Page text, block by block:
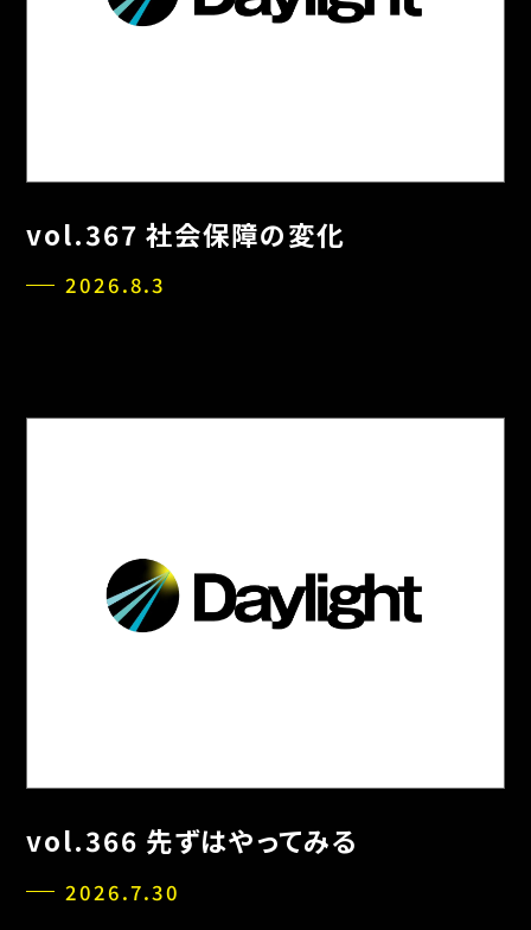
vol.367 社会保障の変化
2026.8.3
vol.366 先ずはやってみる
2026.7.30